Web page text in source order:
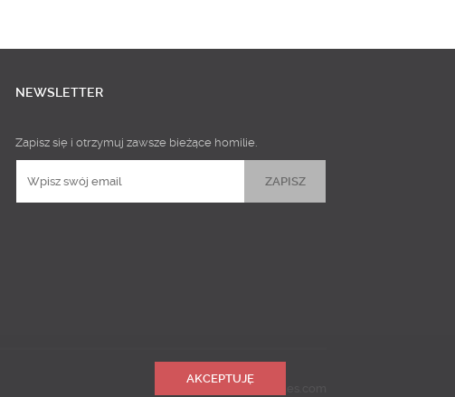
NEWSLETTER
Zapisz się i otrzymuj zawsze bieżące homilie.
Predictes.com
AKCEPTUJĘ